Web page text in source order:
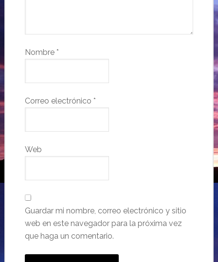
Nombre *
Correo electrónico *
Web
Guardar mi nombre, correo electrónico y sitio
web en este navegador para la próxima vez
que haga un comentario.